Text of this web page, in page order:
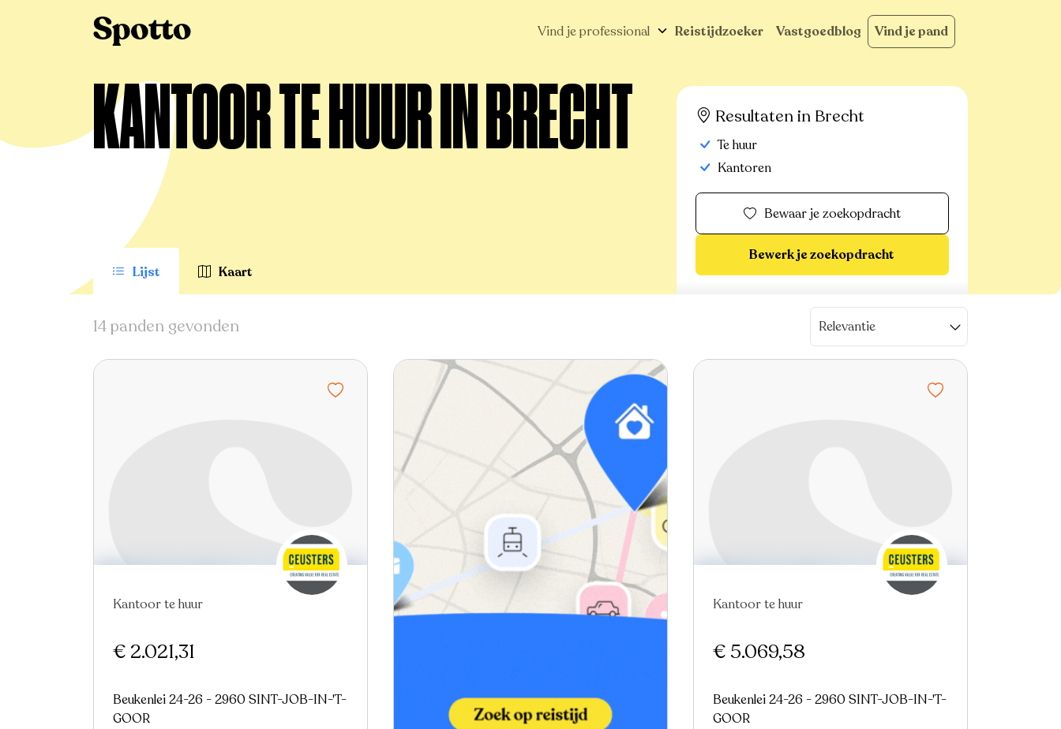
Vind je professional Reistijdzoeker Vastgoedblog Vind je pand
KANTOOR TE HUUR IN BRECHT
Lijst Kaart
Resultaten in Brecht
Te huur
Kantoren
Bewaar je zoekopdracht
Bewerk je zoekopdracht
14 panden gevonden Relevantie
Kantoor te huur
€ 2.021,31
Beukenlei 24-26 - 2960 SINT-JOB-IN-'T-
GOOR
Kantoor te huur
€ 5.069,58
Beukenlei 24-26 - 2960 SINT-JOB-IN-'T-
GOOR